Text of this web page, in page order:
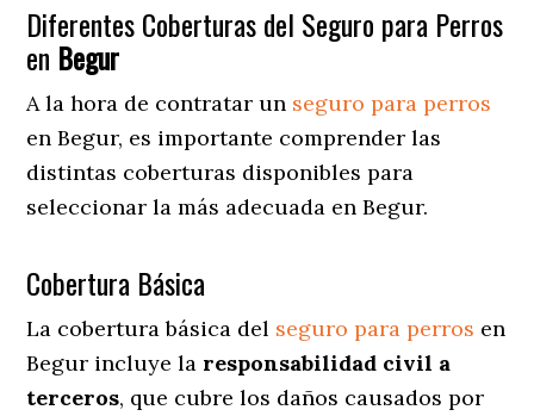
Diferentes Coberturas del Seguro para Perros
en Begur
A la hora de contratar un seguro para perros
en Begur, es importante comprender las
distintas coberturas disponibles para
seleccionar la más adecuada en Begur.
Cobertura Básica
La cobertura básica del seguro para perros en
Begur incluye la responsabilidad civil a
terceros, que cubre los daños causados por